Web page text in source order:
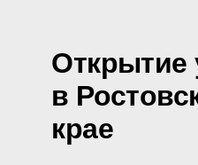
Открытие
в
крае